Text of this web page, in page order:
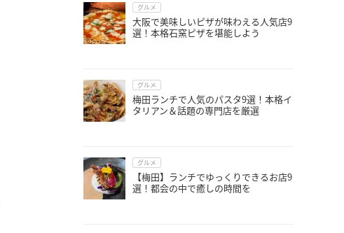
グルメ
大阪で美味しいピザが味わえる人気店9
選！本格石窯ピザを堪能しよう
グルメ
梅田ランチで人気のパスタ9選！本格イ
タリアン＆話題の専門店を厳選
グルメ
【梅田】ランチでゆっくりできるお店9
選！都会の中で癒しの時間を